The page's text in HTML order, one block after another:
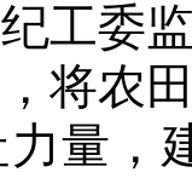
工委
将农
量，